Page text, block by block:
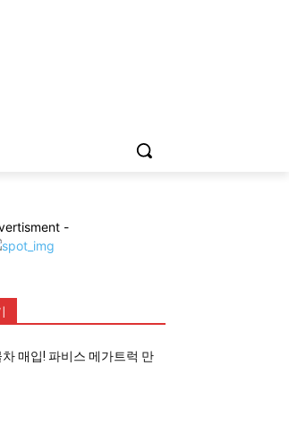
-
매입! 파비스 메가트럭 만